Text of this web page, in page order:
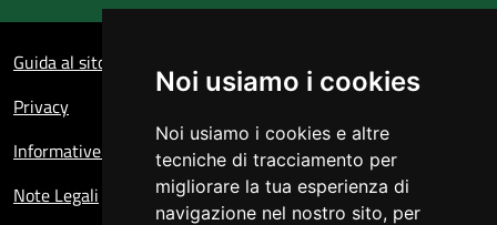
Noi usiamo i cookies
Noi usiamo i cookies e altre
tecniche di tracciamento per
migliorare la tua esperienza di
navigazione nel nostro sito, per
Guida al sito
Privacy
Informative sul trattamento dei dati personali
Note Legali